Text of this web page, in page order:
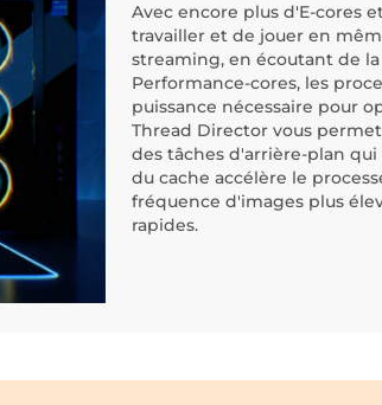
Avec encore plus d'E-cores
travailler et de jouer en
streaming, en écoutant de
Performance-cores, les
puissance nécessaire pour
Thread Director vous
des tâches d'arrière-plan
du cache accélère le
fréquence d'images plus
rapides.